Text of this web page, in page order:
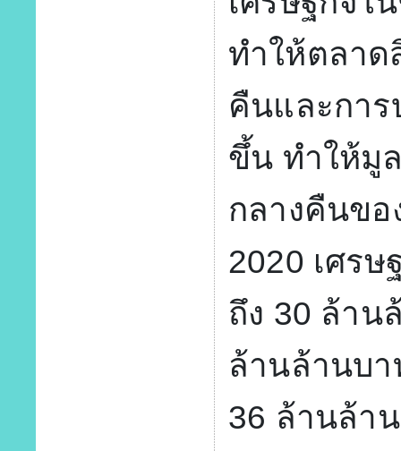
ทำให้ตลาด
คืนและการ
ขึ้น ทำให้มู
กลางคืนข
2020 เศร
ถึง 30 ล้าน
ล้านล้านบ
36 ล้านล้า